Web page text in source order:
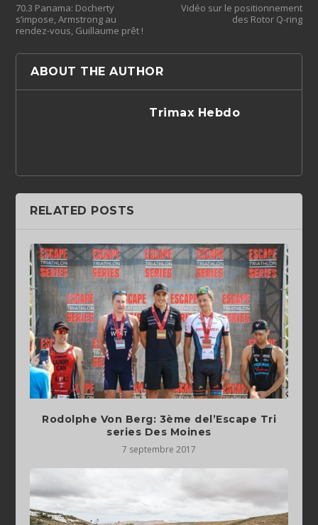
70.3 Panama: Docherty
s’impose, Armstrong au
rendez-vous, Guillaume prêt !
Vidéo sur le positionnement
des Rotor Q-ring
ABOUT THE AUTHOR
Trimax Hebdo
RELATED POSTS
Rodolphe Von Berg: 3ème del’Escape Tri
series Des Moines
7 septembre 2017